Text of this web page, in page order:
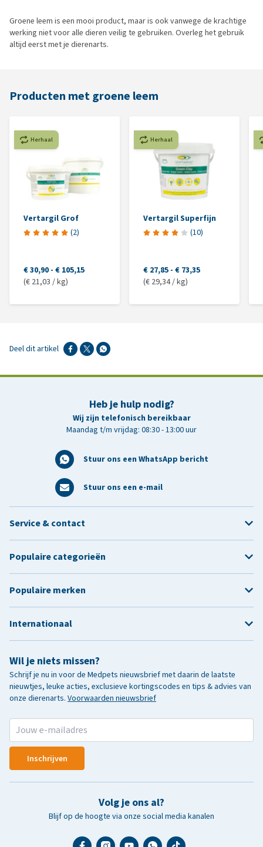
Groene leem is een mooi product, maar is ook vanwege de krachtige
werking niet voor alle dieren veilig te gebruiken. Overleg het gebruik
altijd eerst met je dierenarts.
Producten met groene leem
Herhaal
Vertargil Grof
(2)
€ 30,90 - € 105,15
(€ 21,03 / kg)
Herhaal
Vertargil Superfijn
(10)
€ 27,85 - € 73,35
(€ 29,34 / kg)
Deel dit artikel
Heb je hulp nodig?
Wij zijn telefonisch bereikbaar
Maandag t/m vrijdag: 08:30 - 13:00 uur
Stuur ons een WhatsApp bericht
Stuur ons een e-mail
Wil je niets missen?
Schrijf je nu in voor de Medpets nieuwsbrief met daarin de laatste
nieuwtjes, leuke acties, exclusieve kortingscodes en tips & advies van
onze dierenarts. Voorwaarden nieuwsbrief
Inschrijven
Volg je ons al?
Blijf op de hoogte via onze social media kanalen
Service & contact
Populaire categorieën
Populaire merken
Internationaal